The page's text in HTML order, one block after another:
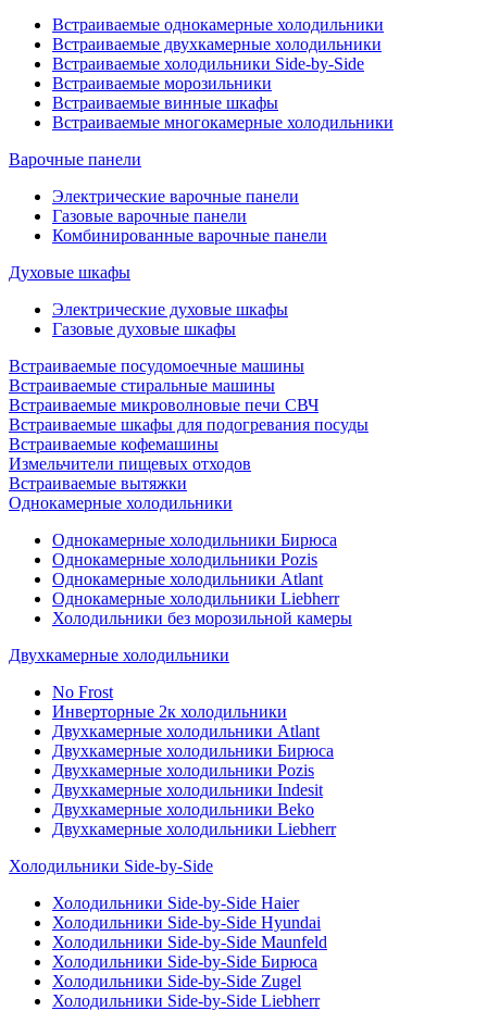
Встраиваемые однокамерные холодильники
Встраиваемые двухкамерные холодильники
Встраиваемые холодильники Side-by-Side
Встраиваемые морозильники
Встраиваемые винные шкафы
Встраиваемые многокамерные холодильники
Варочные панели
Электрические варочные панели
Газовые варочные панели
Комбинированные варочные панели
Духовые шкафы
Электрические духовые шкафы
Газовые духовые шкафы
Встраиваемые посудомоечные машины
Встраиваемые стиральные машины
Встраиваемые микроволновые печи СВЧ
Встраиваемые шкафы для подогревания посуды
Встраиваемые кофемашины
Измельчители пищевых отходов
Встраиваемые вытяжки
Однокамерные холодильники
Однокамерные холодильники Бирюса
Однокамерные холодильники Pozis
Однокамерные холодильники Atlant
Однокамерные холодильники Liebherr
Холодильники без морозильной камеры
Двухкамерные холодильники
No Frost
Инверторные 2к холодильники
Двухкамерные холодильники Atlant
Двухкамерные холодильники Бирюса
Двухкамерные холодильники Pozis
Двухкамерные холодильники Indesit
Двухкамерные холодильники Beko
Двухкамерные холодильники Liebherr
Холодильники Side-by-Side
Холодильники Side-by-Side Haier
Холодильники Side-by-Side Hyundai
Холодильники Side-by-Side Maunfeld
Холодильники Side-by-Side Бирюса
Холодильники Side-by-Side Zugel
Холодильники Side-by-Side Liebherr